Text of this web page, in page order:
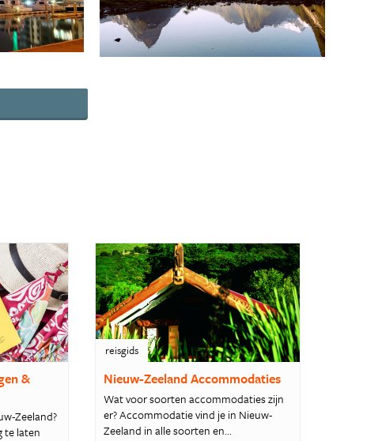
&
Zeeland?
te laten
reisgids
Nieuw-Zeeland Accommodaties
Wat voor soorten accommodaties zijn
er? Accommodatie vind je in Nieuw-
Zeeland in alle soorten en...